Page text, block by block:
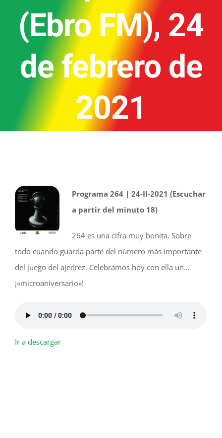
(Ebro FM), 24
de febrero de
2021
Programa 264 | 24-II-2021 (Escuchar
a partir del minuto 18)
264 es una cifra muy bonita. Sobre
todo cuando guarda parte del número más importante
del juego del ajedrez. Celebramos hoy con ella un…
¡«microaniversario»!
Ir a descargar